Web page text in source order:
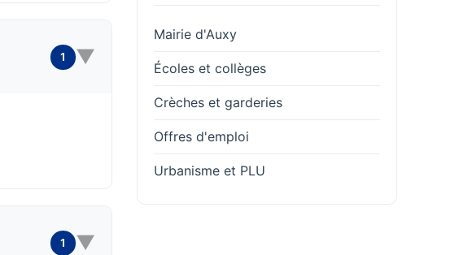
1 ▼
1 ▼
Mairie d'Auxy
Écoles et collèges
Crèches et garderies
Offres d'emploi
Urbanisme et PLU